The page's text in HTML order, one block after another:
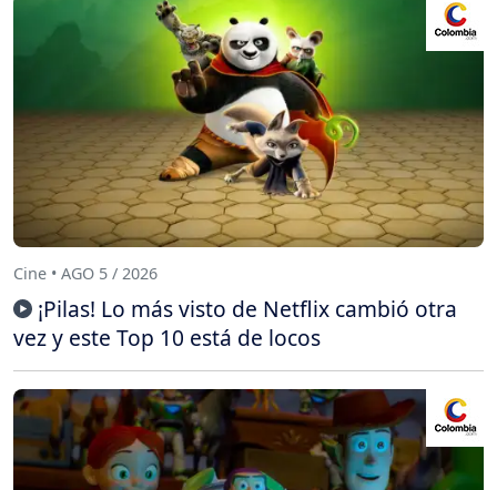
Cine • AGO 5 / 2026
¡Pilas! Lo más visto de Netflix cambió otra
vez y este Top 10 está de locos